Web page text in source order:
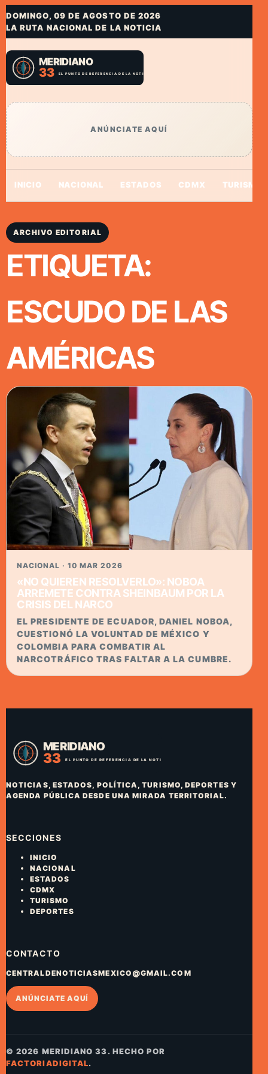
DOMINGO, 09 DE AGOSTO DE 2026
LA RUTA NACIONAL DE LA NOTICIA
ANÚNCIATE AQUÍ
INICIO NACIONAL ESTADOS CDMX TURISMO
ARCHIVO EDITORIAL
ETIQUETA:
ESCUDO DE LAS
AMÉRICAS
NACIONAL · 10 MAR 2026
«NO QUIEREN RESOLVERLO»: NOBOA
ARREMETE CONTRA SHEINBAUM POR LA
CRISIS DEL NARCO
EL PRESIDENTE DE ECUADOR, DANIEL NOBOA,
CUESTIONÓ LA VOLUNTAD DE MÉXICO Y
COLOMBIA PARA COMBATIR AL
NARCOTRÁFICO TRAS FALTAR A LA CUMBRE.
NOTICIAS, ESTADOS, POLÍTICA, TURISMO, DEPORTES Y
AGENDA PÚBLICA DESDE UNA MIRADA TERRITORIAL.
SECCIONES
INICIO
NACIONAL
ESTADOS
CDMX
TURISMO
DEPORTES
CONTACTO
CENTRALDENOTICIASMEXICO@GMAIL.COM
ANÚNCIATE AQUÍ
© 2026 MERIDIANO 33. HECHO POR
FACTORIADIGITAL.